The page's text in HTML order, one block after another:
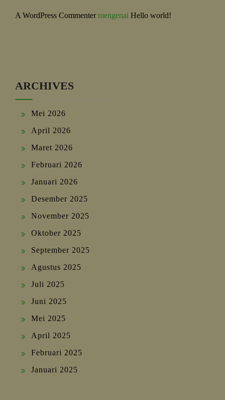
A WordPress Commentermengenai Hello world!
ARCHIVES
Mei 2026
April 2026
Maret 2026
Februari 2026
Januari 2026
Desember 2025
November 2025
Oktober 2025
September 2025
Agustus 2025
Juli 2025
Juni 2025
Mei 2025
April 2025
Februari 2025
Januari 2025